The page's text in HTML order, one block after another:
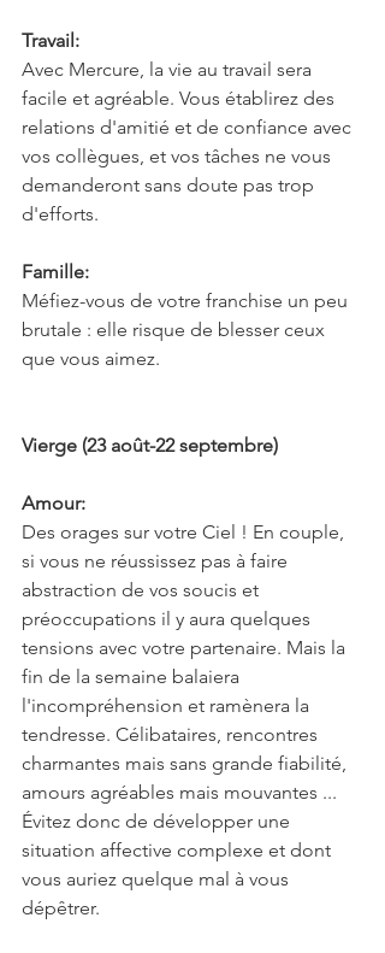
Travail:
Avec Mercure, la vie au travail sera
facile et agréable. Vous établirez des
relations d'amitié et de confiance avec
vos collègues, et vos tâches ne vous
demanderont sans doute pas trop
d'efforts.
Famille:
Méfiez-vous de votre franchise un peu
brutale : elle risque de blesser ceux
que vous aimez.
Vierge (23 août-22 septembre)
Amour:
Des orages sur votre Ciel ! En couple,
si vous ne réussissez pas à faire
abstraction de vos soucis et
préoccupations il y aura quelques
tensions avec votre partenaire. Mais la
fin de la semaine balaiera
l'incompréhension et ramènera la
tendresse. Célibataires, rencontres
charmantes mais sans grande fiabilité,
amours agréables mais mouvantes ...
Évitez donc de développer une
situation affective complexe et dont
vous auriez quelque mal à vous
dépêtrer.